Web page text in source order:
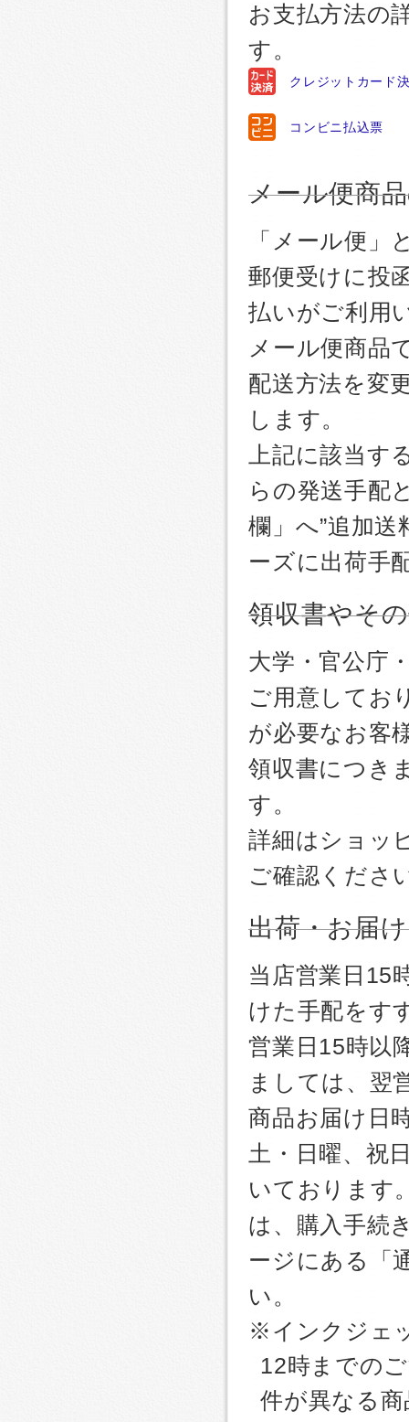
お支払方法の
す。
クレジットカード
コンビニ払込票
メール便商
「メール便」
郵便受けに投
払いがご利用
メール便商品
配送方法を変
します。
上記に該当
らの発送手配
欄」へ”追加
ーズに出荷手
領収書やそ
大学・官公庁
ご用意してお
が必要なお客
領収書につき
す。
詳細はショッ
ご確認くださ
出荷・お届
当店営業日15
けた手配をす
営業日15時以
ましては、翌
商品お届け日
土・日曜、祝
いております
は、購入手続
ージにある「
い。
※インクジェ
12時までの
件が異なる